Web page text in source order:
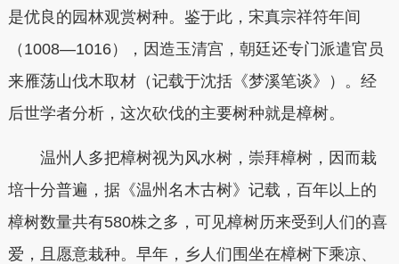
是优良的园林观赏树种。鉴于此，宋真宗祥符年间
（1008—1016），因造玉清宫，朝廷还专门派遣官员
来雁荡山伐木取材（记载于沈括《梦溪笔谈》）。经
后世学者分析，这次砍伐的主要树种就是樟树。
温州人多把樟树视为风水树，崇拜樟树，因而栽
培十分普遍，据《温州名木古树》记载，百年以上的
樟树数量共有580株之多，可见樟树历来受到人们的喜
爱，且愿意栽种。早年，乡人们围坐在樟树下乘凉、